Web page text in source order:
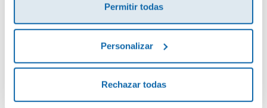
Permitir todas
Personalizar
Rechazar todas
Debes iniciar sesión para poder valorarlo